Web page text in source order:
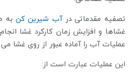
تصفیه مقدماتی درآب شیرین کن به
غشاها و افزایش زمان کارکرد غشا
عملیات آب را آماده عبور از روی غشا می
این عملیات عبارت است از: